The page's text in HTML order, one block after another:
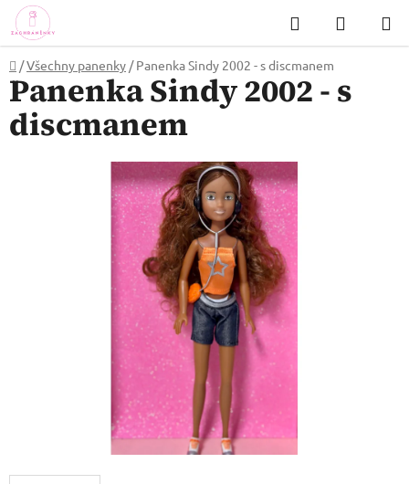
Přejít
na
obsah
Hledat
KOŠÍK
Domů
/Všechny panenky / Panenka Sindy 2002 - s discmanem
Panenka Sindy 2002 - s
discmanem